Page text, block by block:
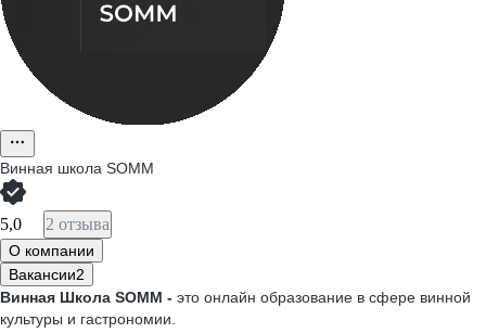
Винная школа SOMM
5,0 2 отзыва
О компании
Вакансии2
Винная Школа SOMM - это онлайн образование в сфере винной
культуры и гастрономии.